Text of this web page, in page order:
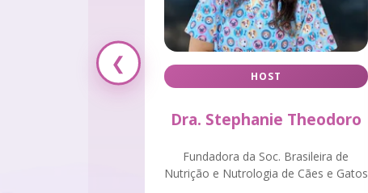
❮
HOST
Dra. Stephanie Theodoro
Fundadora da Soc. Brasileira de
Nutrição e Nutrologia de Cães e Gatos